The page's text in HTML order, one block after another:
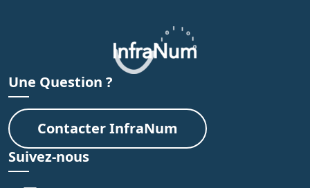
Une Question ?
Contacter InfraNum
Suivez-nous